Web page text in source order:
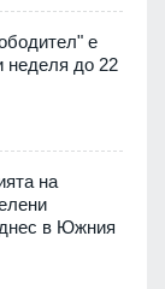
е
неделя до 22
на
в Южния